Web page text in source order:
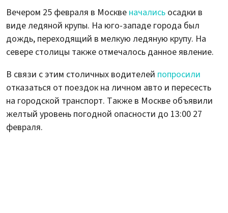
Вечером 25 февраля в Москве начались осадки в
виде ледяной крупы. На юго-западе города был
дождь, переходящий в мелкую ледяную крупу. На
севере столицы также отмечалось данное явление.
В связи с этим столичных водителей попросили
отказаться от поездок на личном авто и пересесть
на городской транспорт. Также в Москве объявили
желтый уровень погодной опасности до 13:00 27
февраля.